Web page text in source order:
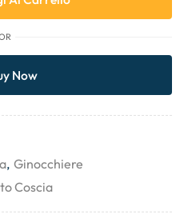
Now
, Ginocchiere
Coscia